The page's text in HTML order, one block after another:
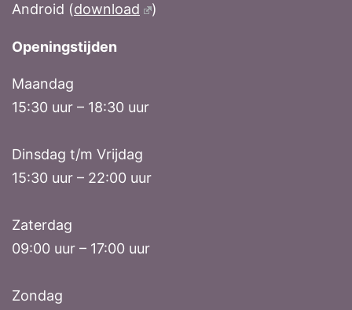
Android (download )
Openingstijden
Maandag
15:30 uur – 18:30 uur
Dinsdag t/m Vrijdag
15:30 uur – 22:00 uur
Zaterdag
09:00 uur – 17:00 uur
Zondag